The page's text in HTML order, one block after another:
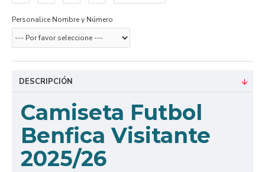
Personalice Nombre y Número
DESCRIPCIÓN
Camiseta Futbol
Benfica Visitante
2025/26